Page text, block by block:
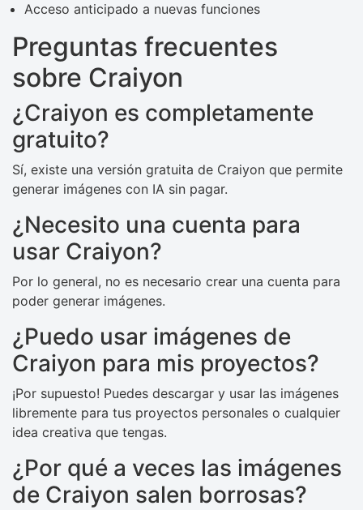
Acceso anticipado a nuevas funciones
Preguntas frecuentes
sobre Craiyon
¿Craiyon es completamente
gratuito?
Sí, existe una versión gratuita de Craiyon que permite
generar imágenes con IA sin pagar.
¿Necesito una cuenta para
usar Craiyon?
Por lo general, no es necesario crear una cuenta para
poder generar imágenes.
¿Puedo usar imágenes de
Craiyon para mis proyectos?
¡Por supuesto! Puedes descargar y usar las imágenes
libremente para tus proyectos personales o cualquier
idea creativa que tengas.
¿Por qué a veces las imágenes
de Craiyon salen borrosas?